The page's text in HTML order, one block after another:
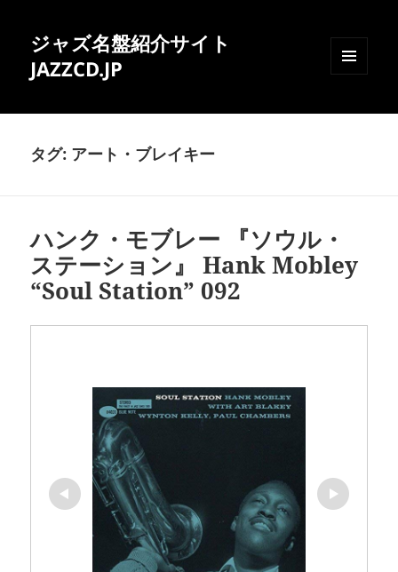
ジャズ名盤紹介サイト
JAZZCD.JP
ィジェ
タグ: アート・ブレイキー
ハンク・モブレー 『ソウル・
ステーション』 Hank Mobley
“Soul Station” 092